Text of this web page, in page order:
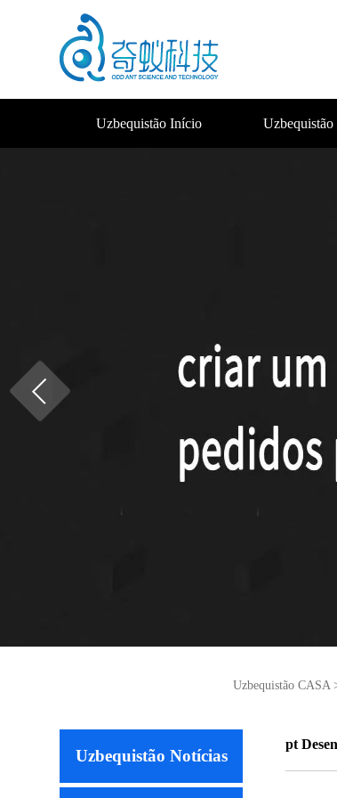
Uzbequistão Início Uzbequistão
Uzbequistão CASA
Uzbequistão Notícias
pt